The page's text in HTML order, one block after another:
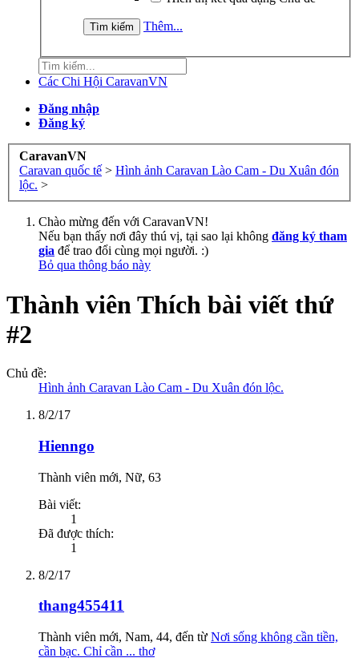
Thêm...
Các Chi Hội CaravanVN
Đăng nhập
Đăng ký
CaravanVN
Caravan quốc tế > Hình ảnh Caravan Lào Cam - Du Xuân đón
lộc. >
Chào mừng đến với CaravanVN!
Nếu bạn thấy nơi đây thú vị, tại sao lại không đăng ký tham
gia để trao đổi cùng mọi người. :)
Bỏ qua thông báo này
Thành viên Thích bài viết thứ
#2
Chủ đề:
Hình ảnh Caravan Lào Cam - Du Xuân đón lộc.
8/2/17
Hienngo
Thành viên mới, Nữ, 63
Bài viết:
1
Đã được thích:
1
8/2/17
thang455411
Thành viên mới, Nam, 44, đến từ Nơi sống không cần tiền,
cần bạc. Chỉ cần ... thơ